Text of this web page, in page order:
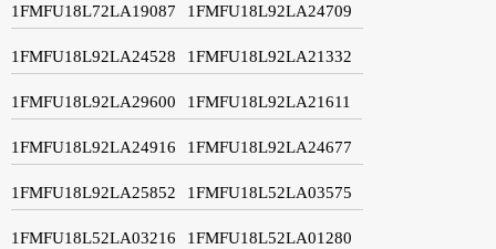
1FMFU18L72LA19087 1FMFU18L92LA24709
1FMFU18L92LA24528 1FMFU18L92LA21332
1FMFU18L92LA29600 1FMFU18L92LA21611
1FMFU18L92LA24916 1FMFU18L92LA24677
1FMFU18L92LA25852 1FMFU18L52LA03575
1FMFU18L52LA03216 1FMFU18L52LA01280